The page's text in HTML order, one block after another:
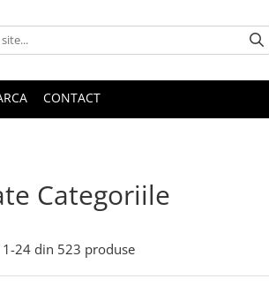
CONTACT
Categoriile
1-24 din 523 produse